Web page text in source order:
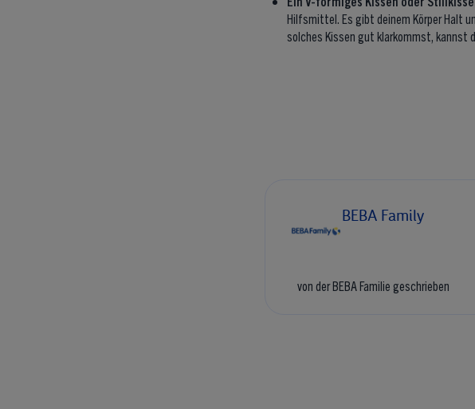
Hilfsmittel. Es gibt deinem Körper Halt
solches Kissen gut klarkommst, kannst
BEBA Family
von der BEBA Familie geschrieben